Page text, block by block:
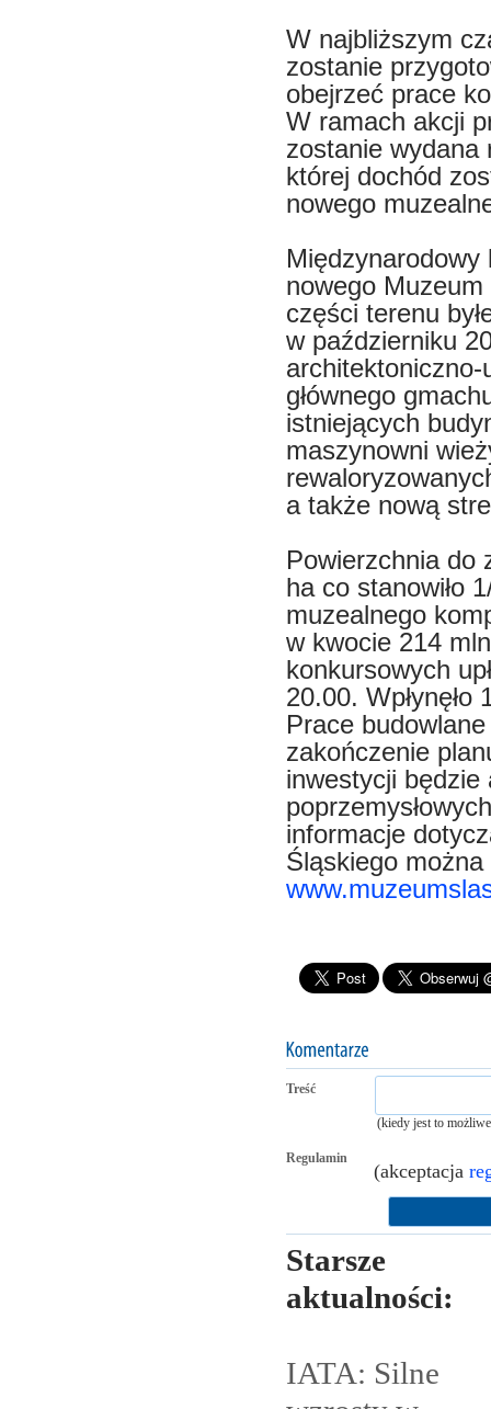
W najbliższym
zostanie
obejrzeć prace
W ramach akcji
zostanie wydana
której dochód
nowego
nowego
części terenu
w październiku
głównego
istniejących
maszynowni
a także nową
Powierzchnia do
ha co stanowiło
muzealnego
w kwocie 214
konkursowych
20.00. Wpłynęło
Prace
zakończenie
inwestycji będzie
informacje
Śląskiego
Treść
(kiedy jest to
Regulamin
(akceptacja
Starsze
aktualności:
IATA: Silne